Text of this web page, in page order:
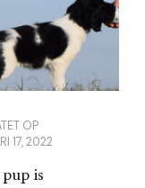
OP
17, 2022
pup is